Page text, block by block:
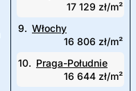
17 129 zł/m²
9. Włochy
16 806 zł/m²
10. Praga-Południe
16 644 zł/m²